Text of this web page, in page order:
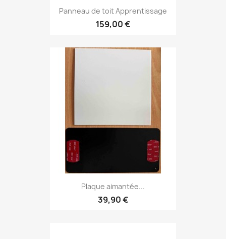
Panneau de toit Apprentissage
159,00 €
Plaque aimantée...
39,90 €